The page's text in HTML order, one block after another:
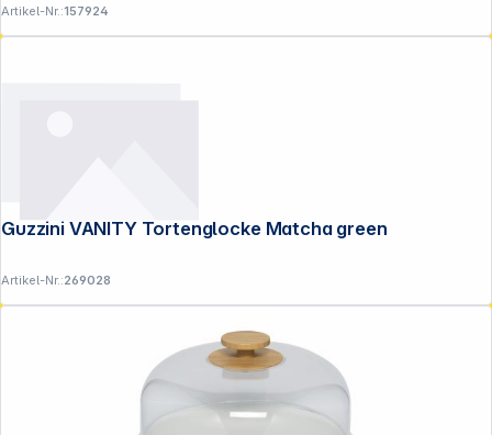
Artikel-Nr.:157924
Guzzini VANITY Tortenglocke Matcha green
Artikel-Nr.:269028